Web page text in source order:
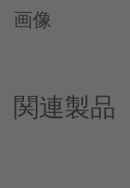
画像
関連製品